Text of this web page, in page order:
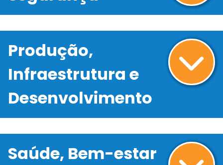
Produção,
Infraestrutura e
Desenvolvimento
Saúde, Bem-estar